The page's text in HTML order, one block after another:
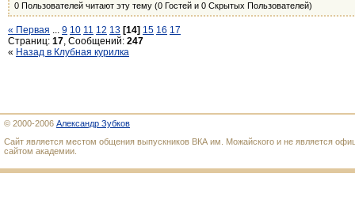
0 Пользователей читают эту тему (0 Гостей и 0 Скрытых Пользователей)
« Первая ... 9 10 11 12 13 [14] 15 16 17
Страниц: 17, Сообщений: 247
« Назад в Клубная курилка
© 2000-2006 Александр Зубков
Сайт является местом общения выпускников ВКА им. Можайского и не является
сайтом академии.